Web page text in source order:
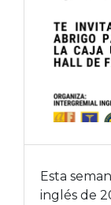
Esta
inglés de